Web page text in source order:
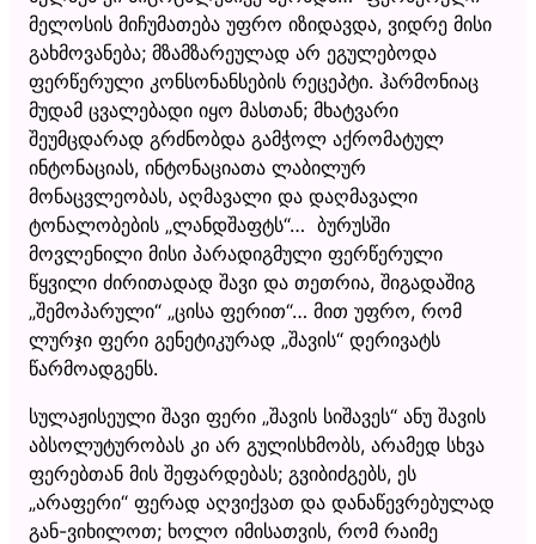
მელოსის მიჩუმათება უფრო იზიდავდა, ვიდრე მისი
გახმოვანება; მზამზარეულად არ ეგულებოდა
ფერწერული კონსონანსების რეცეპტი. ჰარმონიაც
მუდამ ცვალებადი იყო მასთან; მხატვარი
შეუმცდარად გრძნობდა გამჭოლ აქრომატულ
ინტონაციას, ინტონაციათა ლაბილურ
მონაცვლეობას, აღმავალი და დაღმავალი
ტონალობების „ლანდშაფტს“… ბურუსში
მოვლენილი მისი პარადიგმული ფერწერული
წყვილი ძირითადად შავი და თეთრია, შიგადაშიგ
„შემოპარული“ „ცისა ფერით“… მით უფრო, რომ
ლურჯი ფერი გენეტიკურად „შავის“ დერივატს
წარმოადგენს.
სულაჟისეული შავი ფერი „შავის სიშავეს“ ანუ შავის
აბსოლუტურობას კი არ გულისხმობს, არამედ სხვა
ფერებთან მის შეფარდებას; გვიბიძგებს, ეს
„არაფერი“ ფერად აღვიქვათ და დანაწევრებულად
გან-ვიხილოთ; ხოლო იმისათვის, რომ რაიმე